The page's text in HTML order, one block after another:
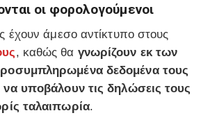
οι φορολογούμενοι
έχουν άμεσο αντίκτυπο στους
, καθώς θα γνωρίζουν εκ των
δεδομένα τους
υποβάλουν τις δηλώσεις τους
ταλαιπωρία.